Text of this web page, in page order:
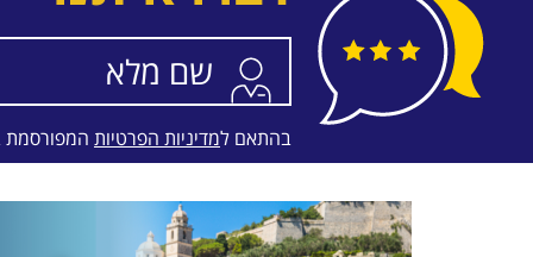
בהתאם למדיניות הפרטיות